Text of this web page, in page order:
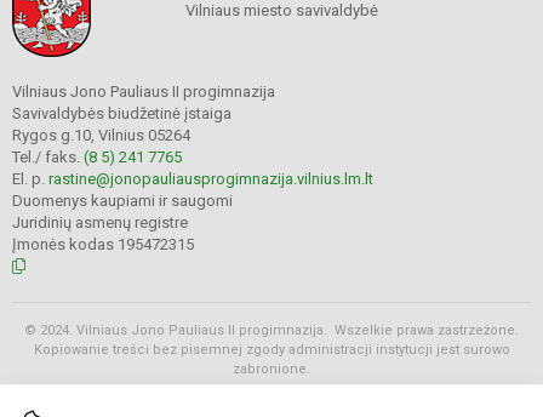
Vilniaus miesto savivaldybė
Vilniaus Jono Pauliaus II progimnazija
Savivaldybės biudžetinė įstaiga
Rygos g.10, Vilnius 05264
Tel./ faks. (8 5) 241 7765
El. p. rastine@jonopauliausprogimnazija.vilnius.lm.lt
Duomenys kaupiami ir saugomi
Juridinių asmenų registre
Įmonės kodas 195472315
© 2024. Vilniaus Jono Pauliaus II progimnazija. Wszelkie prawa zastrzeżone.
Kopiowanie treści bez pisemnej zgody administracji instytucji jest surowo
zabronione.